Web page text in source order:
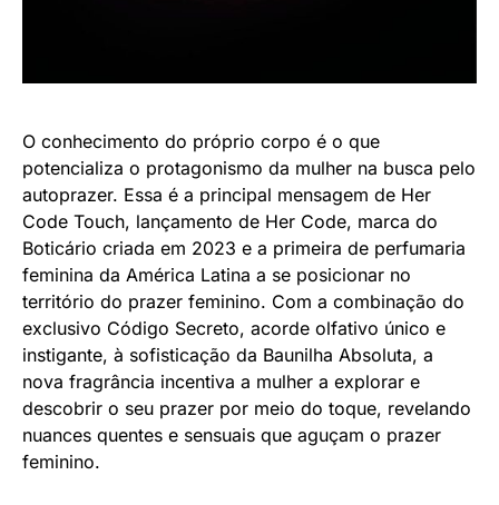
O conhecimento do próprio corpo é o que
potencializa o protagonismo da mulher na busca pelo
autoprazer. Essa é a principal mensagem de Her
Code Touch, lançamento de Her Code, marca do
Boticário criada em 2023 e a primeira de perfumaria
feminina da América Latina a se posicionar no
território do prazer feminino. Com a combinação do
exclusivo Código Secreto, acorde olfativo único e
instigante, à sofisticação da Baunilha Absoluta, a
nova fragrância incentiva a mulher a explorar e
descobrir o seu prazer por meio do toque, revelando
nuances quentes e sensuais que aguçam o prazer
feminino.